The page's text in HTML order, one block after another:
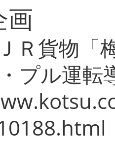
画
Ｒ貨物「
プル運転